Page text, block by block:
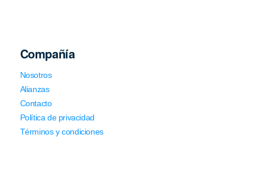
Compañía
Nosotros
Alianzas
Contacto
Política de privacidad
Términos y condiciones